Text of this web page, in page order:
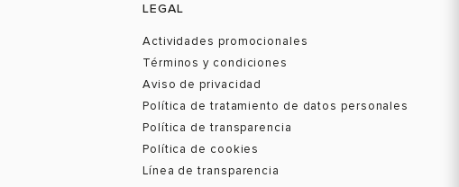
LEGAL
Actividades promocionales
Términos y condiciones
Aviso de privacidad
Política de tratamiento de datos personales
Política de transparencia
Política de cookies
Línea de transparencia